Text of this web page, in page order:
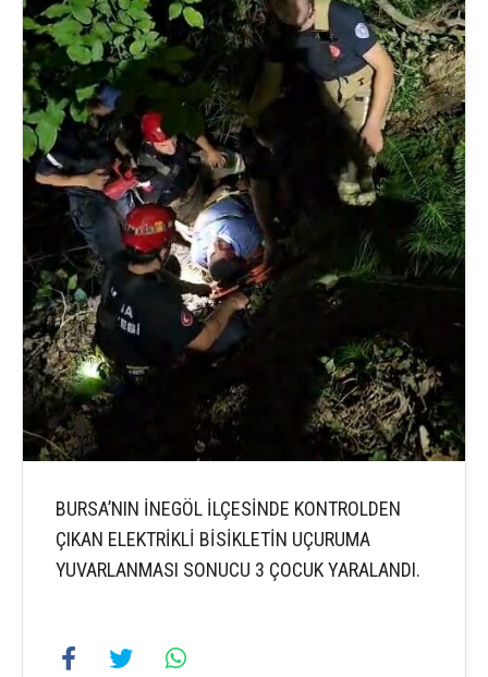
BURSA’NIN İNEGÖL İLÇESİNDE KONTROLDEN
ÇIKAN ELEKTRİKLİ BİSİKLETİN UÇURUMA
YUVARLANMASI SONUCU 3 ÇOCUK YARALANDI.